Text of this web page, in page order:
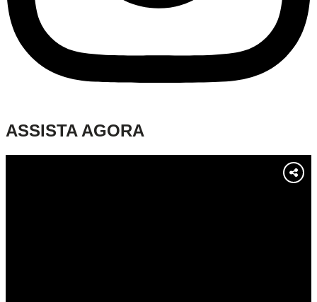
ASSISTA AGORA